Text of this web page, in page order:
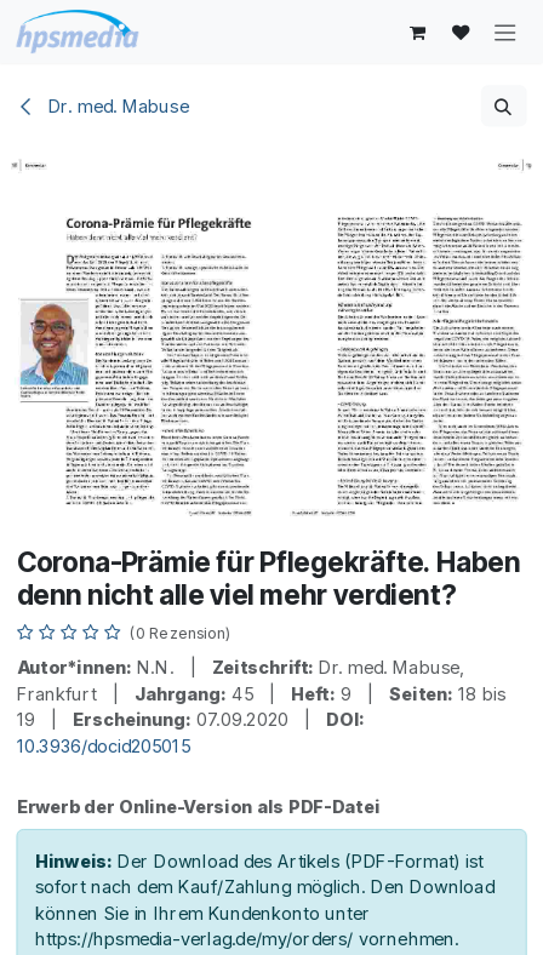
Zum Inhalt springen
Dr. med. Mabuse
Corona-Prämie für Pflegekräfte. Haben
denn nicht alle viel mehr verdient?
(0 Rezension)
Autor*innen: N.N. | Zeitschrift: Dr. med. Mabuse,
Frankfurt | Jahrgang: 45 | Heft: 9 |Seiten: 18 bis
19 | Erscheinung: 07.09.2020 | DOI:
10.3936/docid205015
Erwerb der Online-Version als PDF-Datei
Hinweis: Der Download des Artikels (PDF-Format) ist
sofort nach dem Kauf/Zahlung möglich. Den Download
können Sie in Ihrem Kundenkonto unter
https://hpsmedia-verlag.de/my/orders/ vornehmen.